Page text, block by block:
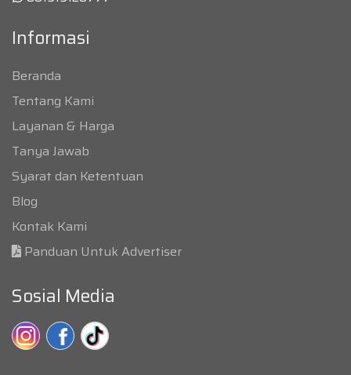
Informasi
Beranda
Tentang Kami
Layanan & Harga
Tanya Jawab
Syarat dan Ketentuan
Blog
Kontak Kami
Panduan Untuk Advertiser
Sosial Media